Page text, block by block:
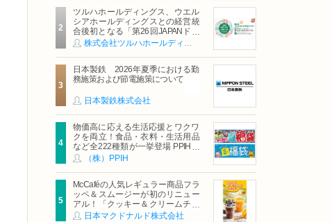
ツルハホールディングス、ウエル
シアホールディングスとの経営統
合後初となる「第26回JAPANドラ
ッグストアショー」に出展
株式会社ツルハホールディングス
日本製鉄 2026年夏季における勤
務施策および節電施策について
日本製鉄株式会社
物価高に応える生活応援とワクワ
クを両立！食品・衣料・生活用品
など全222種類が一挙登場 PPIHグ
ループ「夏福袋」＆セール 8月6日
（株）PPIH
McCaféの人気レギュラー商品フラ
ッペ＆スムージーが初のリニュー
アル！「クッキー＆クリームチョ
コフラッペ」「マンゴースムージ
日本マクドナルド株式会社